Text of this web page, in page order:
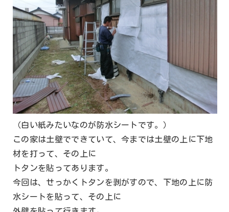
（白い紙みたいなのが防水シートです。）
この家は土壁でできていて、今までは土壁の上に下地
材を打って、その上に
トタンを貼ってあります。
今回は、せっかくトタンを剥がすので、下地の上に防
水シートを貼って、その上に